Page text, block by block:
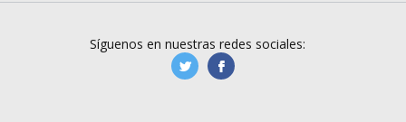
Síguenos en nuestras redes sociales:
manufacturaGE